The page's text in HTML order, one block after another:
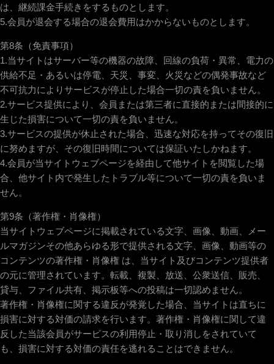
は、継続課金手続きをするものとします。
5.会員が退会する場合の退会費用はかからないものとします。
第8条（免責事項）
1.当サイトはサーバー等の機器の故障、回線の負荷・異常、電力の
供給不足・あるいは停電、天災、事変、火災などの偶発事故など
不可抗力によりサービスが停止した場合一切の責を負いません。
2.サービス提供により、会員または第三者に直接的または間接的に
生じた損害について一切の責を負いません。
3.サービスの提供が休止された場合、迅速な対応を持ってその復旧
に努めますが、その復旧時間については保証いたしかねます。
4.会員が当サイトウェブページを経由して他サイトを閲覧した場
合、他サイト内で発生したトラブル等について一切の責を負いま
せん。
第9条（著作権・肖像権）
当サイトウェブページに掲載されている文字、画像、動画、メー
ルマガジンその他あらゆる形で提供される文字、画像、動画等の
コンテンツの著作権・肖像権 は、当サイト及びコンテンツ提供者
の元に管理されています。転載、複製、放送、公衆送信、販売、
貸与、ファイル共有、掲示板等への投稿は一切認めません。
著作権・肖像権に関する違反が発覚した場合、当サイトは直ちに
損害に対する対価の請求を行います。著作権・肖像権に関して違
反した当該会員がサービスの利用停止・取り消しをされていて
も、損害に対する対価の責任を逃れることはできません。